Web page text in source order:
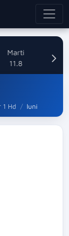
Marti
11.8
1 Hd luni